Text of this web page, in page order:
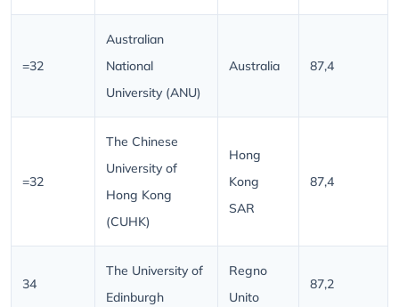
=32
Australian
National
University (ANU)
Australia 87,4
=32
The Chinese
University of
Hong Kong
(CUHK)
Hong
Kong
SAR
87,4
34
The University of
Edinburgh
Regno
Unito
87,2